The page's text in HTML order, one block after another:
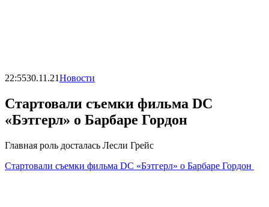
22:5530.11.21Новости
Стартовали съемки фильма DC
«Бэтгерл» о Барбаре Гордон
Главная роль досталась Лесли Грейс
Стартовали съемки фильма DC «Бэтгерл» о Барбаре Гордон